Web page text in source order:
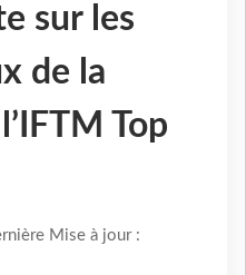
sur les
de la
Top
Mise à jour :